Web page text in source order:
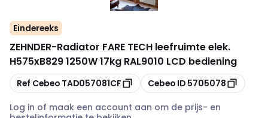
Eindereeks
ZEHNDER-Radiator FARE TECH leefruimte elek.
H575xB829 1250W 17kg RAL9010 LCD bediening
Kopiëren
Ref Cebeo TAD057081CF Kopiëren
Cebeo ID 5705078
Log in of maak een account aan om de prijs- en